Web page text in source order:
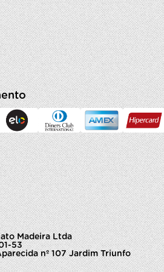
Madeira Ltda
53
nº 107 Jardim Triunfo